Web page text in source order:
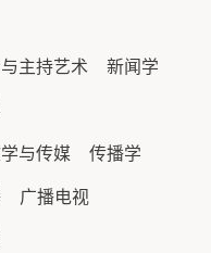
主持艺术 新闻学
与传媒 传播学
广播电视